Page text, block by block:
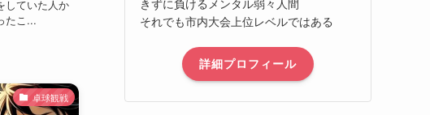
していた人か
たこ...
卓球観戦
それでも市内大会上位レベルではある
詳細プロフィール